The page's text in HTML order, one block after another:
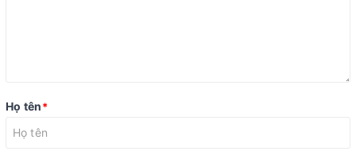
Họ tên*